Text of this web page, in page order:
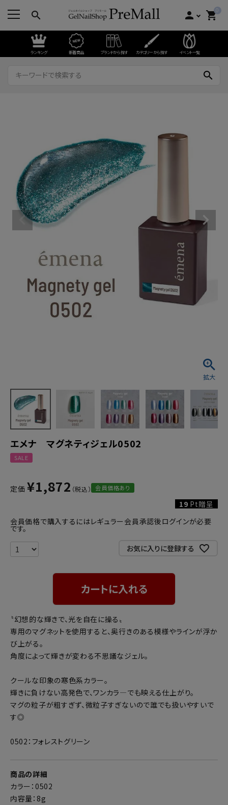
search person 0
shopping_cart
ランキング 新着商品 ブランドから探す カテゴリーから探す イベント一覧
search
エメナ マグネティジェル0502
SALE
定価 ¥1,872 会員価格あり
19 Pt贈呈
会員価格で購入するにはレギュラー会員承認後ログインが必要
です。
お気に入りに登録する
カートに入れる
〝幻想的な輝きで、光を自在に操る〟
専用のマグネットを使用すると、奥行きのある模様やラインが浮か
び上がる。
角度によって輝きが変わる不思議なジェル。
クールな印象の寒色系カラー。
輝きに負けない高発色で、ワンカラ―でも映える仕上がり。
マグの粒子が粗すぎず、微粒子すぎないので誰でも扱いやすいで
す◎
0502：フォレストグリーン
商品の詳細
カラー：0502
内容量：8g